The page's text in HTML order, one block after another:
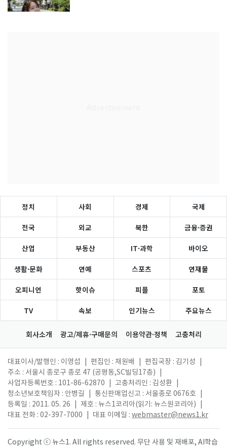
정치 사회 경제 국제
전국 외교 북한 금융·증권
산업 부동산 IT·과학 바이오
생활·문화 연예 스포츠 연재물
오피니언 핫이슈 피플 포토
TV 속보 인기뉴스 주요뉴스
회사소개 광고/제휴·구매문의 이용약관·정책 고충처리
대표이사/발행인 : 이영섭 편집인 : 채원배 편집국장 : 김기성
주소 : 서울시 종로구 종로 47 (공평동,SC빌딩17층)
사업자등록번호 : 101-86-62870
고충처리인 : 김성환
청소년보호책임자 : 안병길
통신판매업신고 : 서울종로 0676호
등록일 : 2011. 05. 26
제호 : 뉴스1코리아(읽기: 뉴스원코리아)
대표 전화 : 02-397-7000
대표 이메일 : webmaster@news1.kr
Copyright ⓒ 뉴스1. All rights reserved. 무단 사용 및 재배포, AI학습